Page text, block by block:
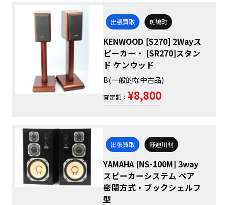
出張買取 斑鳩町
KENWOOD [S270] 2Wayス
ピーカー・ [SR270]スタン
ド ケンウッド
B(一般的な中古品)
査定額： ¥8,800
出張買取 野迫川村
YAMAHA [NS-100M] 3way
スピーカーシステム ペア
密閉方式・ブックシェルフ
型